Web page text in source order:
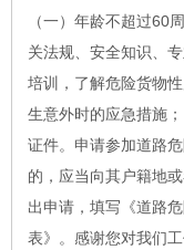
（一）年龄不超过60
关法规、安全知识、
培训，了解危险货物
生意外时的应急措施
证件。申请参加道路
的，应当向其户籍地
出申请，填写《道路
表》。感谢您对我们